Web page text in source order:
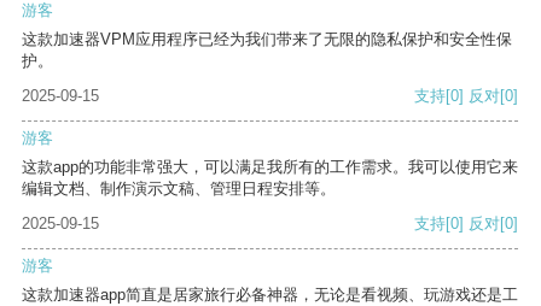
游客
这款加速器VPM应用程序已经为我们带来了无限的隐私保护和安全性保
护。
2025-09-15
支持[0] 反对[0]
游客
这款app的功能非常强大，可以满足我所有的工作需求。我可以使用它来
编辑文档、制作演示文稿、管理日程安排等。
2025-09-15
支持[0] 反对[0]
游客
这款加速器app简直是居家旅行必备神器，无论是看视频、玩游戏还是工